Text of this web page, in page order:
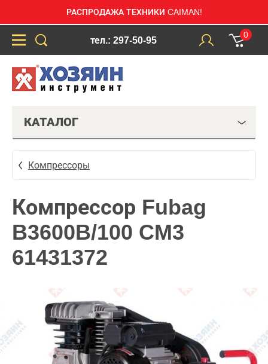
РАСПРОДАЖА ТЕХНИКИ CAIMAN!
тел.: 297-50-95
0
КАТАЛОГ
Компрессоры
Компрессор Fubag
B3600B/100 CM3
61431372